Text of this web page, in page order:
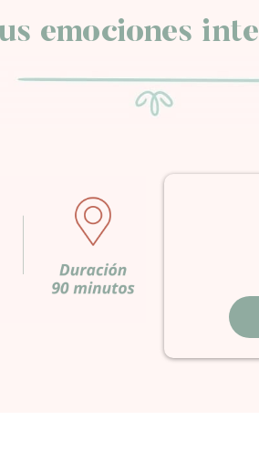
emociones